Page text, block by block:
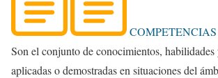
Son el conjunto de conocimientos, habilidades
aplicadas o demostradas en situaciones del